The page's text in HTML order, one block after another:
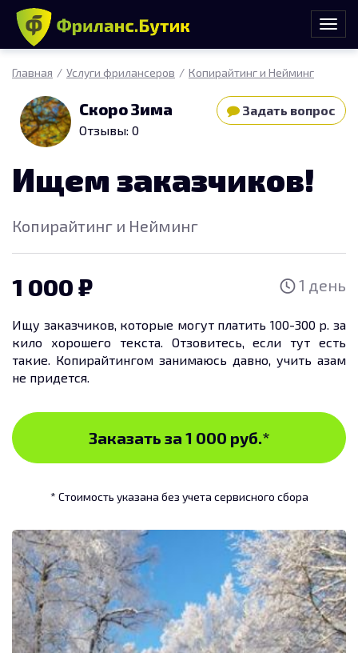
Главная Услуги фрилансеров Копирайтинг и Нейминг
Задать вопрос
Скоро Зима
Отзывы: 0
Ищем заказчиков!
Копирайтинг и Нейминг
1 000 1 день
Ищу заказчиков, которые могут платить 100-300 р. за
кило хорошего текста. Отзовитесь, если тут есть
такие. Копирайтингом занимаюсь давно, учить азам
не придется.
Заказать за 1 000 руб.*
* Стоимость указана без учета сервисного сбора